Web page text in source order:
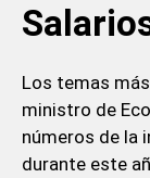
Los temas
ministro de
números de la
durante este